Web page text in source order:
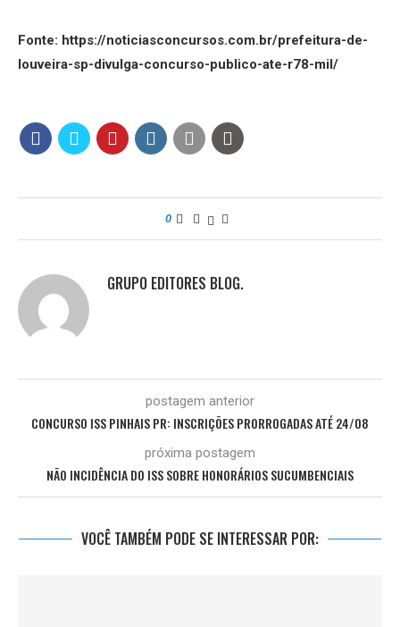
Fonte: https://noticiasconcursos.com.br/prefeitura-de-
louveira-sp-divulga-concurso-publico-ate-r78-mil/
0
GRUPO EDITORES BLOG.
postagem anterior
CONCURSO ISS PINHAIS PR: INSCRIÇÕES PRORROGADAS ATÉ 24/08
próxima postagem
NÃO INCIDÊNCIA DO ISS SOBRE HONORÁRIOS SUCUMBENCIAIS
VOCÊ TAMBÉM PODE SE INTERESSAR POR: